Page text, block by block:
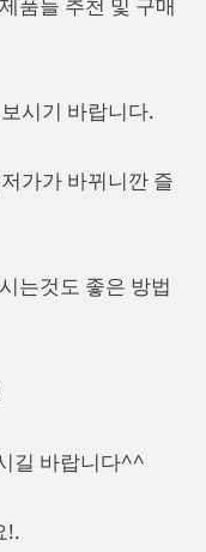
품들 추천 및 구매
시기 바랍니다.
가가 바뀌니깐 즐
는것도 좋은 방법
길 바랍니다^^
!.